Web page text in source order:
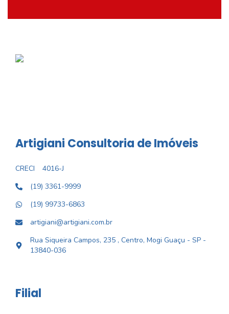
Artigiani Consultoria de Imóveis
CRECI
4016-J
(19) 3361-9999
(19) 99733-6863
artigiani@artigiani.com.br
Rua Siqueira Campos, 235 , Centro, Mogi Guaçu - SP -
13840-036
Filial